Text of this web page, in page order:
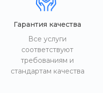
Гарантия качества
Все услуги
соответствуют
требованиям и
стандартам качества